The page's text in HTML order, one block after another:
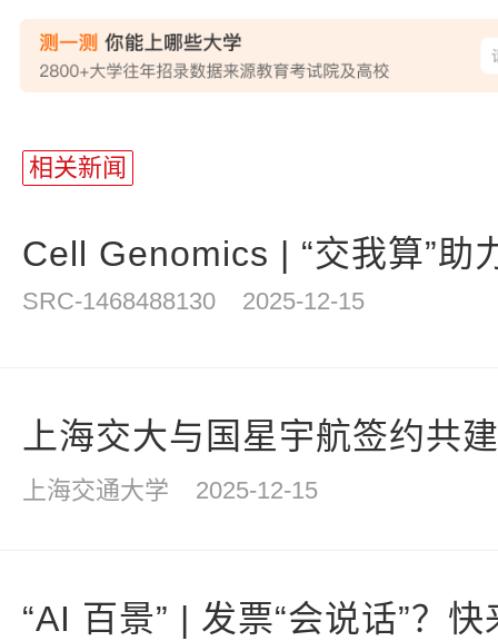
相关新闻
Cell Genomics | “交我算”助
SRC-1468488130 2025-12-15
上海交大与国星宇航签约共
上海交通大学 2025-12-15
“AI 百景” | 发票“会说话”？